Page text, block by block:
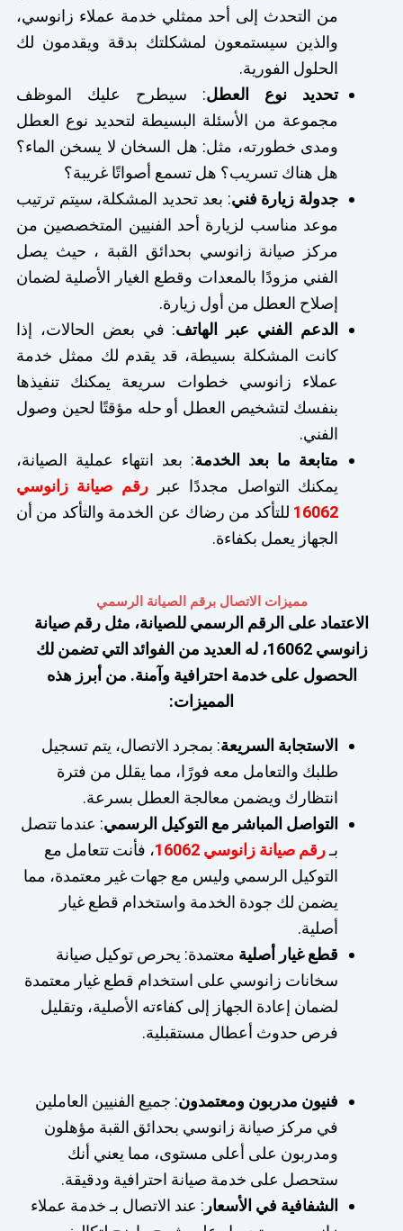
من التحدث إلى أحد ممثلي خدمة عملاء زانوسي،
والذين سيستمعون لمشكلتك بدقة ويقدمون لك
الحلول الفورية.
تحديد نوع العطل: سيطرح عليك الموظف
مجموعة من الأسئلة البسيطة لتحديد نوع العطل
ومدى خطورته، مثل: هل السخان لا يسخن الماء؟
هل هناك تسريب؟ هل تسمع أصواتًا غريبة؟
جدولة زيارة فني: بعد تحديد المشكلة، سيتم ترتيب
موعد مناسب لزيارة أحد الفنيين المتخصصين من
مركز صيانة زانوسي بحدائق القبة ، حيث يصل
الفني مزودًا بالمعدات وقطع الغيار الأصلية لضمان
إصلاح العطل من أول زيارة.
الدعم الفني عبر الهاتف: في بعض الحالات، إذا
كانت المشكلة بسيطة، قد يقدم لك ممثل خدمة
عملاء زانوسي خطوات سريعة يمكنك تنفيذها
بنفسك لتشخيص العطل أو حله مؤقتًا لحين وصول
الفني.
متابعة ما بعد الخدمة: بعد انتهاء عملية الصيانة،
يمكنك التواصل مجددًا عبررقم صيانة زانوسي
16062 للتأكد من رضاك عن الخدمة والتأكد من أن
الجهاز يعمل بكفاءة.
مميزات الاتصال برقم الصيانة الرسمي
الاعتماد على الرقم الرسمي للصيانة، مثل رقم صيانة
زانوسي 16062، له العديد من الفوائد التي تضمن لك
الحصول على خدمة احترافية وآمنة. من أبرز هذه
المميزات:
الاستجابة السريعة: بمجرد الاتصال، يتم تسجيل
طلبك والتعامل معه فورًا، مما يقلل من فترة
انتظارك ويضمن معالجة العطل بسرعة.
التواصل المباشر مع التوكيل الرسمي: عندما تتصل
بـرقم صيانة زانوسي 16062
، فأنت تتعامل مع
التوكيل الرسمي وليس مع جهات غير معتمدة، مما
يضمن لك جودة الخدمة واستخدام قطع غيار
أصلية.
قطع غيار أصلية معتمدة: يحرص توكيل صيانة
سخانات زانوسي على استخدام قطع غيار معتمدة
لضمان إعادة الجهاز إلى كفاءته الأصلية، وتقليل
فرص حدوث أعطال مستقبلية.
فنيون مدربون ومعتمدون: جميع الفنيين العاملين
في مركز صيانة زانوسي بحدائق القبة مؤهلون
ومدربون على أعلى مستوى، مما يعني أنك
ستحصل على خدمة صيانة احترافية ودقيقة.
الشفافية في الأسعار : عند الاتصال بـ خدمة عملاء